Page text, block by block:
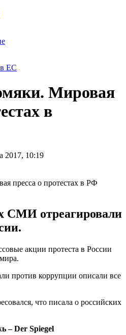
ЕС
Мировая
в
2017, 10:19
СМИ отреагировали
акции протеста в России
против коррупции описали все
что писала о российских
– Der Spiegel